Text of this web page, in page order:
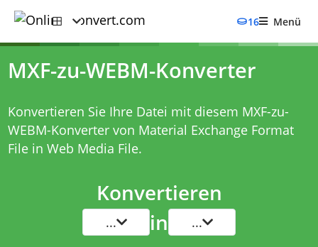
16 Menü
MXF-zu-WEBM-Konverter
Konvertieren Sie Ihre Datei mit diesem MXF-zu-
WEBM-Konvertervon Material Exchange Format
File in Web Media File.
Konvertieren
... in ...